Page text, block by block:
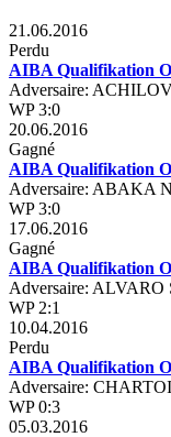
21.06.2016
Perdu
AIBA Qualifikation
Adversaire:
WP 3:0
20.06.2016
Gagné
AIBA Qualifikation
Adversaire: ABAKA
WP 3:0
17.06.2016
Gagné
AIBA Qualifikation
Adversaire:
WP 2:1
10.04.2016
Perdu
AIBA Qualifikation
Adversaire:
WP 0:3
05.03.2016